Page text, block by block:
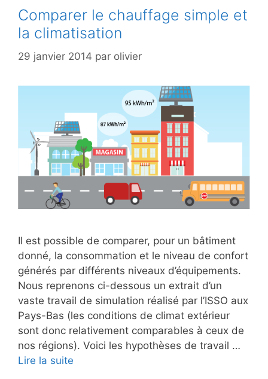
Comparer le chauffage simple et
la climatisation
29 janvier 2014 par olivier
Il est possible de comparer, pour un bâtiment
donné, la consommation et le niveau de confort
générés par différents niveaux d’équipements.
Nous reprenons ci-dessous un extrait d’un
vaste travail de simulation réalisé par l’ISSO aux
Pays-Bas (les conditions de climat extérieur
sont donc relativement comparables à ceux de
nos régions). Voici les hypothèses de travail …
Lire la suite